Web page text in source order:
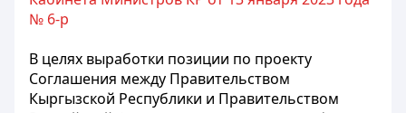
№ 6-р
В целях выработки позиции по проекту
Соглашения между Правительством
Кыргызской Республики и Правительством